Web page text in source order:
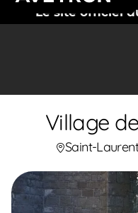
Le site officiel
Village
Saint-